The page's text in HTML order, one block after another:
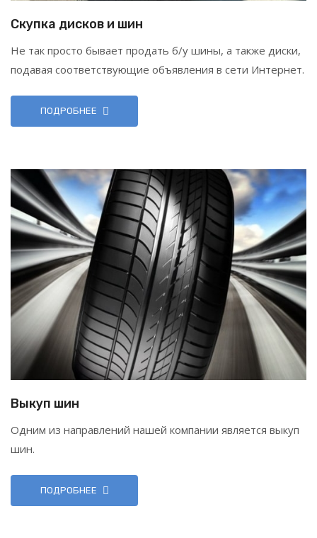
Скупка дисков и шин
Не так просто бывает продать б/у шины, а также диски,
подавая соответствующие объявления в сети Интернет.
ПОДРОБНЕЕ
Выкуп шин
Одним из направлений нашей компании является выкуп
шин.
ПОДРОБНЕЕ